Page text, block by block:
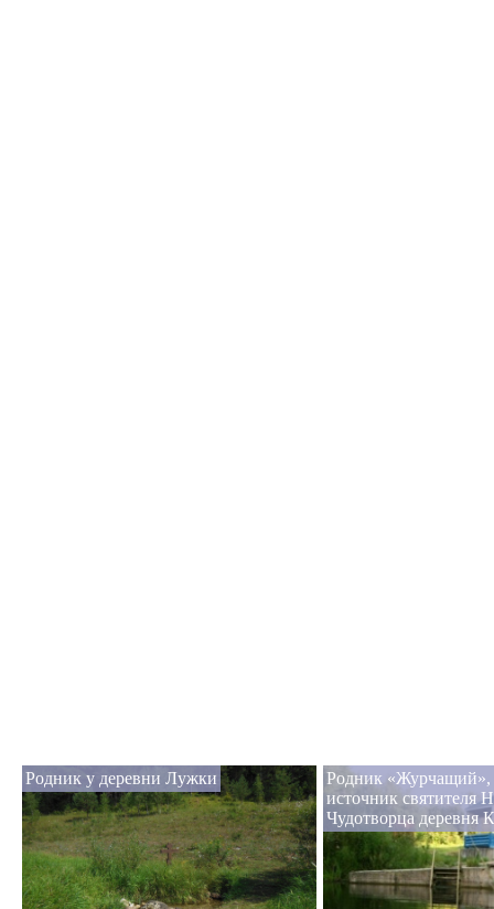
Родник у деревни Лужки
Родник «Журчащий»,
источник святителя
Чудотворца деревня